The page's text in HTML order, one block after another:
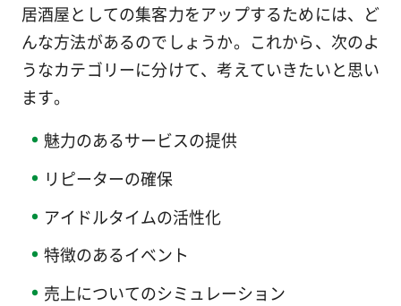
居酒屋としての集客力をアップするためには、ど
んな方法があるのでしょうか。これから、次のよ
うなカテゴリーに分けて、考えていきたいと思い
ます。
魅力のあるサービスの提供
リピーターの確保
アイドルタイムの活性化
特徴のあるイベント
売上についてのシミュレーション